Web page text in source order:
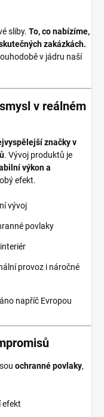
sliby. To, co nabízíme,
zakázkách.
v jádru naší
v reálném
značky v
. Vývoj produktů je
výkon a
efekt.
vývoj
povlaky
provoz i náročné
napříč Evropou
ochranné povlaky,
efekt